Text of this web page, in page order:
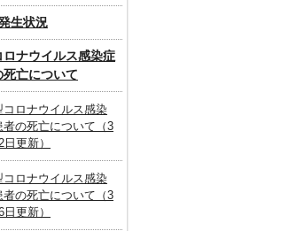
生状況
ロナウイルス感染症
死亡について
コロナウイルス感染
者の死亡について（3
日更新）
コロナウイルス感染
者の死亡について（3
日更新）